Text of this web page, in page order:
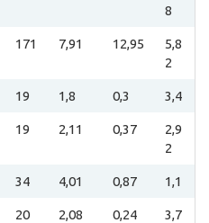
8
171 7,91 12,95
5,8
2
19 1,8 0,3 3,4
19 2,11 0,37
2,9
2
34 4,01 0,87 1,1
20 2,08 0,24
3,7